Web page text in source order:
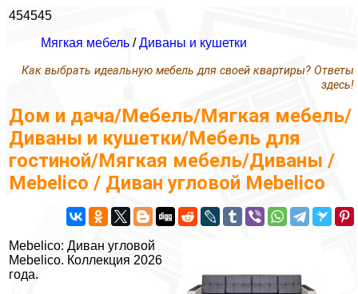
454545
Мягкая мебель /Диваны и кушетки
Как выбрать идеальную мебель для своей квартиры? Ответы
здесь!
Дом и дача/Мебель/Мягкая мебель/
Диваны и кушетки/Мебель для
гостиной/Мягкая мебель/Диваны /
Mebelico / Диван угловой Mebelico
Mebelico: Диван угловой
Mebelico. Коллекция 2026
года.